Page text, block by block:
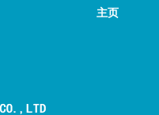
主页